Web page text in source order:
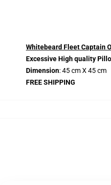
Whitebeard Fleet Captain
Excessive High quality
Dimension: 45 cm X 45 cm
FREE SHIPPING